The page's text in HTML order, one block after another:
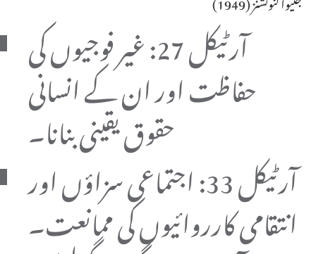
آرٹیکل 27: غیر فوجیوں کی
حفاظت اور ان کے انسانی
حقوق یقینی بنانا۔
آرٹیکل 33: اجتماعی سزاؤں اور
انتقامی کارروائیوں کی ممانعت۔